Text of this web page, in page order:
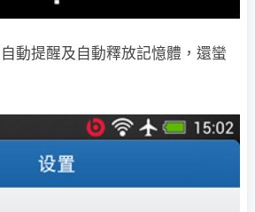
動提醒及自動釋放記憶體，還蠻